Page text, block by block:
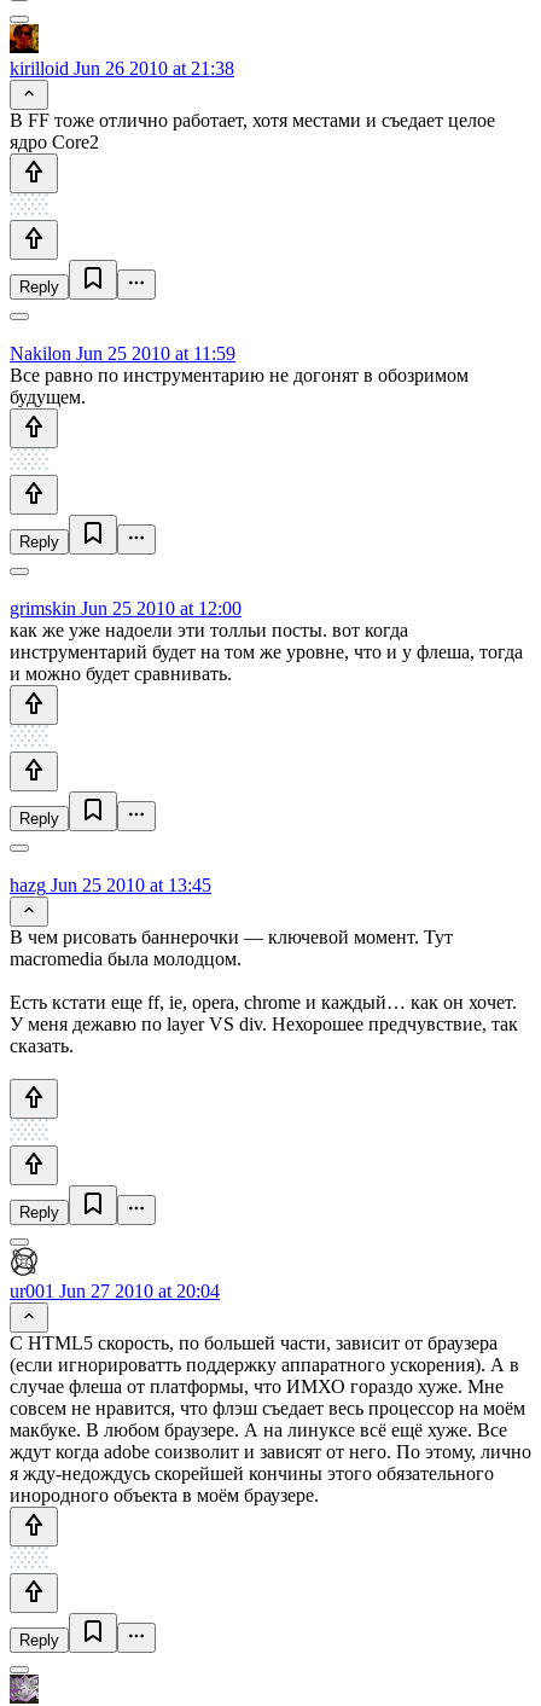
kirilloid Jun 26 2010 at 21:38
В FF тоже отлично работает, хотя местами и съедает целое
ядро Core2
Reply
Nakilon Jun 25 2010 at 11:59
Все равно по инструментарию не догонят в обозримом
будущем.
Reply
grimskin Jun 25 2010 at 12:00
как же уже надоели эти толльи посты. вот когда
инструментарий будет на том же уровне, что и у флеша, тогда
и можно будет сравнивать.
Reply
hazg Jun 25 2010 at 13:45
В чем рисовать баннерочки — ключевой момент. Тут
macromedia была молодцом.
Есть кстати еще ff, ie, opera, chrome и каждый… как он хочет.
У меня дежавю по layer VS div. Нехорошее предчувствие, так
сказать.
Reply
ur001 Jun 27 2010 at 20:04
C HTML5 скорость, по большей части, зависит от браузера
(если игнорироватть поддержку аппаратного ускорения). А в
случае флеша от платформы, что ИМХО гораздо хуже. Мне
совсем не нравится, что флэш съедает весь процессор на моём
макбуке. В любом браузере. А на линуксе всё ещё хуже. Все
ждут когда adobe соизволит и зависят от него. По этому, лично
я жду-недождусь скорейшей кончины этого обязательного
инородного объекта в моём браузере.
Reply